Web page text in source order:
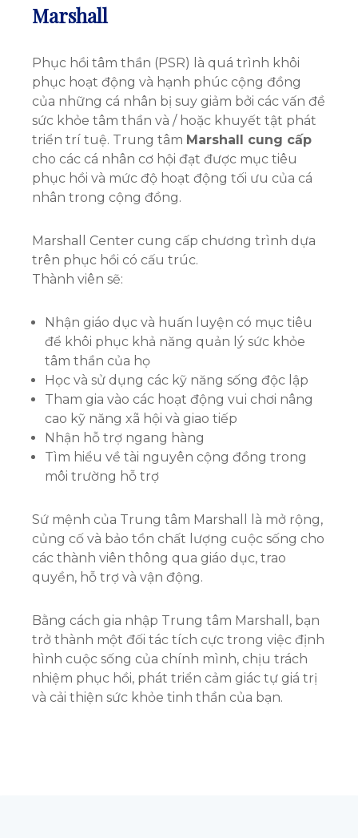
Marshall
Phục hồi tâm thần (PSR) là quá trình khôi
phục hoạt động và hạnh phúc cộng đồng
của những cá nhân bị suy giảm bởi các vấn đề
sức khỏe tâm thần và / hoặc khuyết tật phát
triển trí tuệ. Trung tâm Marshall cung cấp
cho các cá nhân cơ hội đạt được mục tiêu
phục hồi và mức độ hoạt động tối ưu của cá
nhân trong cộng đồng.
Marshall Center cung cấp chương trình dựa
trên phục hồi có cấu trúc.
Thành viên sẽ:
Nhận giáo dục và huấn luyện có mục tiêu
để khôi phục khả năng quản lý sức khỏe
tâm thần của họ
Học và sử dụng các kỹ năng sống độc lập
Tham gia vào các hoạt động vui chơi nâng
cao kỹ năng xã hội và giao tiếp
Nhận hỗ trợ ngang hàng
Tìm hiểu về tài nguyên cộng đồng trong
môi trường hỗ trợ
Sứ mệnh của Trung tâm Marshall là mở rộng,
củng cố và bảo tồn chất lượng cuộc sống cho
các thành viên thông qua giáo dục, trao
quyền, hỗ trợ và vận động.
Bằng cách gia nhập Trung tâm Marshall, bạn
trở thành một đối tác tích cực trong việc định
hình cuộc sống của chính mình, chịu trách
nhiệm phục hồi, phát triển cảm giác tự giá trị
và cải thiện sức khỏe tinh thần của bạn.